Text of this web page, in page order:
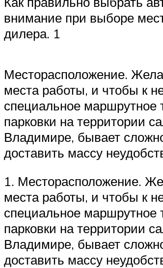
внимание при выборе
дилера. 1
Месторасположение.
места работы, и чтобы к
специальное маршрутное
парковки на территории
Владимире, бывает
доставить массу
1. Месторасположение.
места работы, и чтобы к
специальное маршрутное
парковки на территории
Владимире, бывает
доставить массу